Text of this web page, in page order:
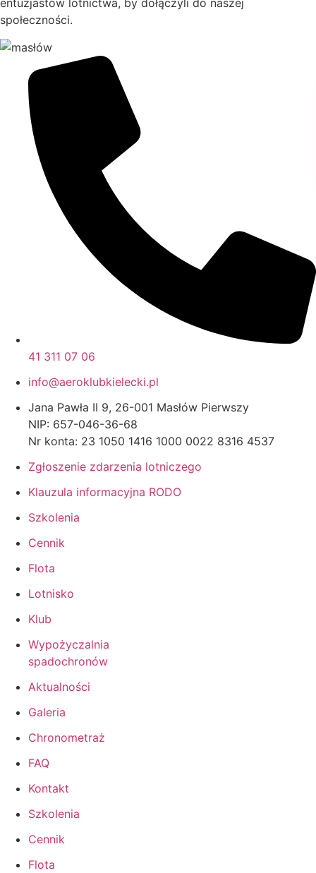
Fot. Źródło: Świętokrzyski Urząd Wojewódzki
entuzjastów lotnictwa, by dołączyli do naszej
społeczności.
41 311 07 06
info@aeroklubkielecki.pl
Jana Pawła II 9, 26-001 Masłów Pierwszy
NIP: 657-046-36-68
Nr konta: 23 1050 1416 1000 0022 8316 4537
Zgłoszenie zdarzenia lotniczego
Klauzula informacyjna RODO
Szkolenia
Cennik
Flota
Lotnisko
Klub
Wypożyczalnia
spadochronów
Aktualności
Galeria
Chronometraż
FAQ
Kontakt
Szkolenia
Cennik
Flota